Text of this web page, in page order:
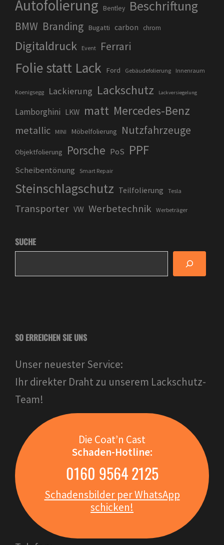
Autofolierung Bentley Beschriftung
BMW Branding Bugatti carbon chrom
Digitaldruck Event Ferrari
Folie statt Lack Ford Gebäudefolierung Innenraum
Koenigsegg Lackierung Lackschutz Lackversiegelung
Lamborghini LKW matt Mercedes-Benz
metallic MINI Möbelfolierung Nutzfahrzeuge
Objektfolierung Porsche PoS PPF
Scheibentönung Smart Repair
Steinschlagschutz Teilfolierung Tesla
Transporter VW Werbetechnik Werbeträger
SUCHE
SO ERREICHEN SIE UNS
Unser neuester Service:
Ihr direkter Draht zu unserem Lackschutz-
Team!
Die Coat’n Cast
Schaden-Hotline:
0160 9564 2125
Schadensbilder per WhatsApp
schicken!